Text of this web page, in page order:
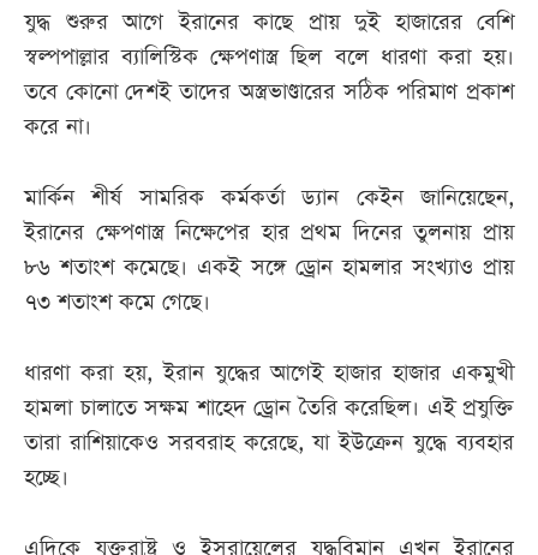
যুদ্ধ শুরুর আগে ইরানের কাছে প্রায় দুই হাজারের বেশি
স্বল্পপাল্লার ব্যালিস্টিক ক্ষেপণাস্ত্র ছিল বলে ধারণা করা হয়।
তবে কোনো দেশই তাদের অস্ত্রভাণ্ডারের সঠিক পরিমাণ প্রকাশ
করে না।
মার্কিন শীর্ষ সামরিক কর্মকর্তা ড্যান কেইন জানিয়েছেন,
ইরানের ক্ষেপণাস্ত্র নিক্ষেপের হার প্রথম দিনের তুলনায় প্রায়
৮৬ শতাংশ কমেছে। একই সঙ্গে ড্রোন হামলার সংখ্যাও প্রায়
৭৩ শতাংশ কমে গেছে।
ধারণা করা হয়, ইরান যুদ্ধের আগেই হাজার হাজার একমুখী
হামলা চালাতে সক্ষম শাহেদ ড্রোন তৈরি করেছিল। এই প্রযুক্তি
তারা রাশিয়াকেও সরবরাহ করেছে, যা ইউক্রেন যুদ্ধে ব্যবহার
হচ্ছে।
এদিকে যুক্তরাষ্ট্র ও ইসরায়েলের যুদ্ধবিমান এখন ইরানের